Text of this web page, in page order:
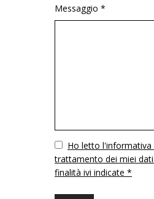
Messaggio *
VuotoHo letto l'informativa
trattamento dei miei
finalità ivi indicate *